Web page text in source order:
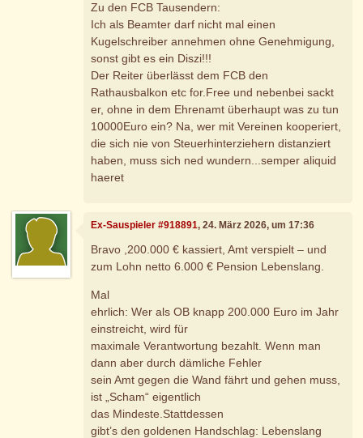
Zu den FCB Tausendern:
Ich als Beamter darf nicht mal einen
Kugelschreiber annehmen ohne Genehmigung,
sonst gibt es ein Diszi!!!
Der Reiter überlässt dem FCB den
Rathausbalkon etc for.Free und nebenbei sackt
er, ohne in dem Ehrenamt überhaupt was zu tun
10000Euro ein? Na, wer mit Vereinen kooperiert,
die sich nie von Steuerhinterziehern distanziert
haben, muss sich ned wundern...semper aliquid
haeret
Ex-Sauspieler #918891, 24. März 2026, um 17:36
Bravo ,200.000 € kassiert, Amt verspielt – und
zum Lohn netto 6.000 € Pension Lebenslang.
Mal
ehrlich: Wer als OB knapp 200.000 Euro im Jahr
einstreicht, wird für
maximale Verantwortung bezahlt. Wenn man
dann aber durch dämliche Fehler
sein Amt gegen die Wand fährt und gehen muss,
ist „Scham“ eigentlich
das Mindeste.Stattdessen
gibt’s den goldenen Handschlag: Lebenslang